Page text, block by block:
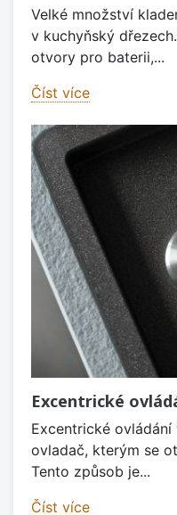
Velké množství
v kuchyňský
otvory pro baterii,...
Číst více
Excentrické
Excentrické
ovladač, kterým se
Tento způsob je...
Číst více